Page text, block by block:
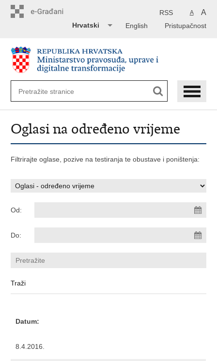
A A
RSS
Pristupačnost
English
Hrvatski
Oglasi na određeno vrijeme
Filtrirajte oglase, pozive na testiranja te obustave i poništenja:
Od:
Do:
Datum:
8.4.2016.